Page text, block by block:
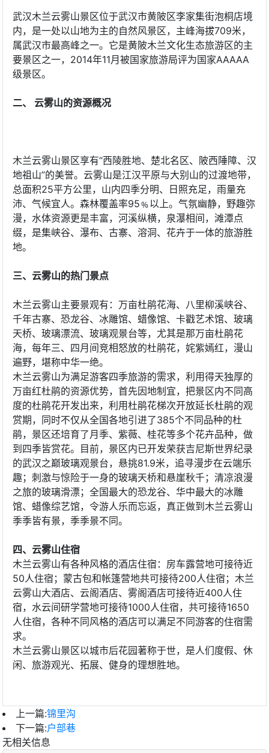
武汉木兰云雾山景区位于武汉市黄陂区李家集街泡桐店境
内，是一处以山地为主的自然风景区，主峰海拔709米，
属武汉市最高峰之一。它是黄陂木兰文化生态旅游区的主
要景区之一，2014年11月被国家旅游局评为国家AAAAA
级景区。
二、 云雾山的资源概况
木兰云雾山景区享有“西陵胜地、楚北名区、陂西陲障、汉
地祖山”的美誉。云雾山是江汉平原与大别山的过渡地带，
总面积25平方公里，山内四季分明、日照充足，雨量充
沛、气候宜人。森林覆盖率95﹪以上。气氛幽静，野趣弥
漫，水体资源更是丰富，河溪纵横，泉瀑相间，滩潭点
缀，是集峡谷、瀑布、古寨、溶洞、花卉于一体的旅游胜
地。
三、云雾山的热门景点
木兰云雾山主要景观有：万亩杜鹃花海、八里柳溪峡谷、
千年古寨、恐龙谷、冰雕馆、蜡像馆、卡戳艺术馆、玻璃
天桥、玻璃漂流、玻璃观景台等，尤其是那万亩杜鹃花
海，每年三、四月间竞相怒放的杜鹃花，姹紫嫣红，漫山
遍野，堪称中华一绝。
木兰云雾山为满足游客四季旅游的需求，利用得天独厚的
万亩红杜鹃的资源优势，首先因地制宜，把景区内不同高
度的杜鹃花开发出来，利用杜鹃花梯次开放延长杜鹃的观
赏期，同时不仅从全国各地引进了385个不同品种的杜
鹃，景区还培育了月季、紫薇、桂花等多个花卉品种，做
到四季皆赏花。目前，景区内已开发荣获吉尼斯世界纪录
的武汉之巅玻璃观景台，悬挑81.9米，追寻漫步在云端乐
趣；刺激与惊险于一身的玻璃天桥和悬崖秋千；清凉浪漫
之旅的玻璃滑漂；全国最大的恐龙谷、华中最大的冰雕
馆、蜡像综艺馆，令游人乐而忘返，真正做到木兰云雾山
季季皆有景，季季景不同。
四、云雾山住宿
木兰云雾山有各种风格的酒店住宿：房车露营地可接待近
50人住宿；蒙古包和帐篷营地共可接待200人住宿；木兰
云雾山大酒店、云阁酒店、雾阁酒店可接待近400人住
宿，水云间研学营地可接待1000人住宿，共可接待1650
人住宿，各种不同风格的酒店可以满足不同游客的住宿需
求。
木兰云雾山景区以城市后花园著称于世，是人们度假、休
闲、旅游观光、拓展、健身的理想胜地。
上一篇:锦里沟
下一篇:户部巷
无相关信息